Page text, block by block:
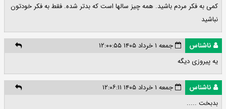
کمی به فکر مردم باشید. همه چیز سالها است که بدتر شده. فقط به فکر خودتون
نباشید
ناشناس
جمعه ۱ خرداد ۱۴۰۵ ۱۲:۰۰:۵۵
یه ‌پیروزی دیگه
ناشناس
جمعه ۱ خرداد ۱۴۰۵ ۱۲:۰۶:۱۱
بدبخت .....